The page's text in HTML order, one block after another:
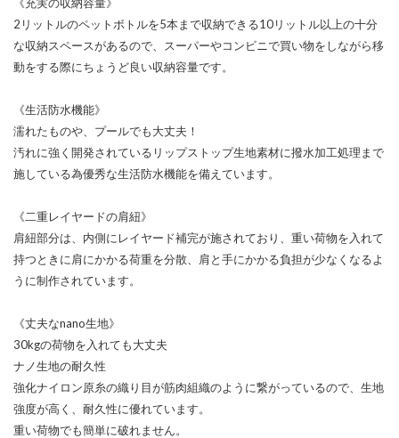
2リットルのペットボトルを5本まで収納できる10リットル以上の十分
な収納スペースがあるので、スーパーやコンビニで買い物をしながら移
動をする際にちょうど良い収納容量です。
《生活防水機能》
濡れたものや、プールでも大丈夫！
汚れに強く開発されているリップストップ生地素材に撥水加工処理まで
施している為優秀な生活防水機能を備えています。
《二重レイヤードの肩紐》
肩紐部分は、内側にレイヤード補完が施されており、重い荷物を入れて
持つときに肩にかかる荷重を分散、肩と手にかかる負担が少なくなるよ
うに制作されています。
《丈夫なnano生地》
30kgの荷物を入れても大丈夫
ナノ生地の耐久性
強化ナイロン原糸の織り目が筋肉組織のように繋がっているので、生地
強度が高く、耐久性に優れています。
重い荷物でも簡単に破れません。